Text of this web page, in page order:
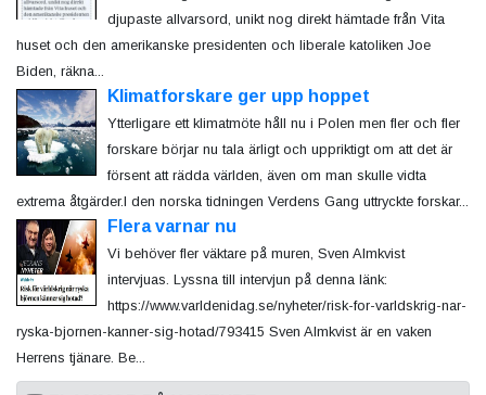
djupaste allvarsord, unikt nog direkt hämtade från Vita
huset och den amerikanske presidenten och liberale katoliken Joe
Biden, räkna...
Klimatforskare ger upp hoppet
Ytterligare ett klimatmöte håll nu i Polen men fler och fler
forskare börjar nu tala ärligt och uppriktigt om att det är
försent att rädda världen, även om man skulle vidta
extrema åtgärder.I den norska tidningen Verdens Gang uttryckte forskar...
Flera varnar nu
Vi behöver fler väktare på muren, Sven Almkvist
intervjuas. Lyssna till intervjun på denna länk:
https://www.varldenidag.se/nyheter/risk-for-varldskrig-nar-
ryska-bjornen-kanner-sig-hotad/793415 Sven Almkvist är en vaken
Herrens tjänare. Be...